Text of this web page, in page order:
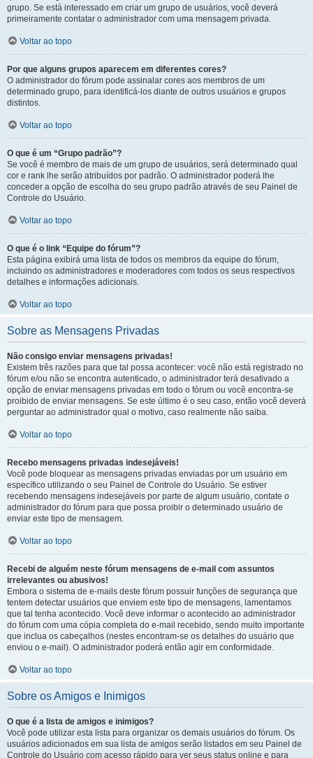
grupo. Se está interessado em criar um grupo de usuários, você deverá
primeiramente contatar o administrador com uma mensagem privada.
Voltar ao topo
Por que alguns grupos aparecem em diferentes cores?
O administrador do fórum pode assinalar cores aos membros de um
determinado grupo, para identificá-los diante de outros usuários e grupos
distintos.
Voltar ao topo
O que é um “Grupo padrão”?
Se você é membro de mais de um grupo de usuários, será determinado qual
cor e rank lhe serão atribuídos por padrão. O administrador poderá lhe
conceder a opção de escolha do seu grupo padrão através de seu Painel de
Controle do Usuário.
Voltar ao topo
O que é o link “Equipe do fórum”?
Esta página exibirá uma lista de todos os membros da equipe do fórum,
incluindo os administradores e moderadores com todos os seus respectivos
detalhes e informações adicionais.
Voltar ao topo
Sobre as Mensagens Privadas
Não consigo enviar mensagens privadas!
Existem três razões para que tal possa acontecer: você não está registrado no
fórum e/ou não se encontra autenticado, o administrador terá desativado a
opção de enviar mensagens privadas em todo o fórum ou você encontra-se
proibido de enviar mensagens. Se este último é o seu caso, então você deverá
perguntar ao administrador qual o motivo, caso realmente não saiba.
Voltar ao topo
Recebo mensagens privadas indesejáveis!
Você pode bloquear as mensagens privadas enviadas por um usuário em
específico utilizando o seu Painel de Controle do Usuário. Se estiver
recebendo mensagens indesejáveis por parte de algum usuário, contate o
administrador do fórum para que possa proibir o determinado usuário de
enviar este tipo de mensagem.
Voltar ao topo
Recebi de alguém neste fórum mensagens de e-mail com assuntos
irrelevantes ou abusivos!
Embora o sistema de e-mails deste fórum possuir funções de segurança que
tentem detectar usuários que enviem este tipo de mensagens, lamentamos
que tal tenha acontecido. Você deve informar o acontecido ao administrador
do fórum com uma cópia completa do e-mail recebido, sendo muito importante
que inclua os cabeçalhos (nestes encontram-se os detalhes do usuário que
enviou o e-mail). O administrador poderá então agir em conformidade.
Voltar ao topo
Sobre os Amigos e Inimigos
O que é a lista de amigos e inimigos?
Você pode utilizar esta lista para organizar os demais usuários do fórum. Os
usuários adicionados em sua lista de amigos serão listados em seu Painel de
Controle do Usuário com acesso rápido para ver seus status online e para